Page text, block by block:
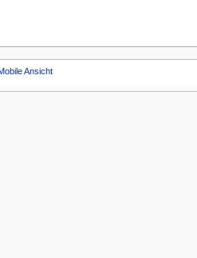
Ansicht